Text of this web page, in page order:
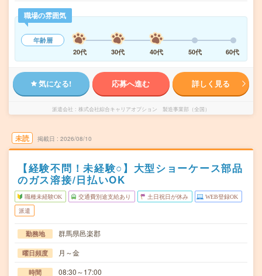
職場の雰囲気
年齢層
20代
30代 40代 50代 60代
気になる! 応募へ進む 詳しく見る
派遣会社 株式会社綜合キャリアオプション 製造事業部（全国）
未読 掲載日 2026/08/10
【経験不問！未経験○】大型ショーケース部品
のガス溶接/日払いOK
職種未経験OK 交通費別途支給あり 土日祝日が休み WEB登録OK
派遣
勤務地 群馬県邑楽郡
曜日頻度 月～金
時間 08:30～17:00